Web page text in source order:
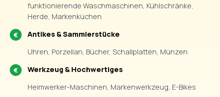
funktionierende Waschmaschinen, Kühlschränke,
Herde, Markenküchen
Antikes & Sammlerstücke
Uhren, Porzellan, Bücher, Schallplatten, Münzen
Werkzeug & Hochwertiges
Heimwerker-Maschinen, Markenwerkzeug, E-Bikes